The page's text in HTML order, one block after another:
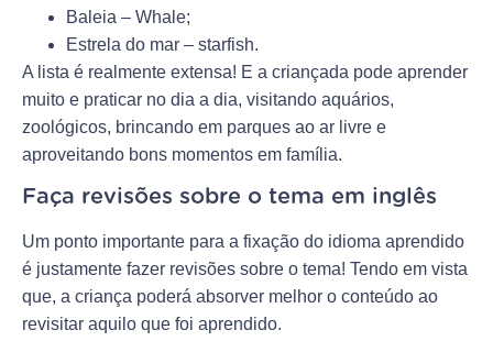
Baleia – Whale;
Estrela do mar – starfish.
A lista é realmente extensa! E a criançada pode aprender
muito e praticar no dia a dia, visitando aquários,
zoológicos, brincando em parques ao ar livre e
aproveitando bons momentos em família.
Faça revisões sobre o tema em inglês
Um ponto importante para a fixação do idioma aprendido
é justamente fazer revisões sobre o tema! Tendo em vista
que, a criança poderá absorver melhor o conteúdo ao
revisitar aquilo que foi aprendido.